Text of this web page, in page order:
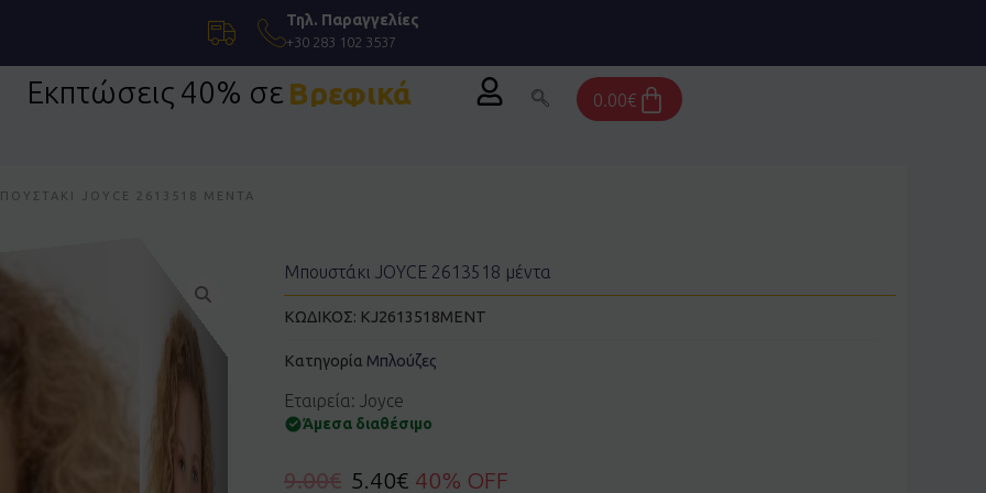
Τηλ. Παραγγελίες
+30 283 102 3537
Εκπτώσεις 40% σε
Βρεφικά
0.00€Cart
JOYCE 2613518 ΜΈΝΤΑ
Μπουστάκι JOYCE 2613518 μέντα
ΚΩΔΙΚΟΣ: KJ2613518MENT
Κατηγορία Μπλούζες
Εταιρεία: Joyce
Άμεσα διαθέσιμο
9.00€ 5.40€ 40% OFF